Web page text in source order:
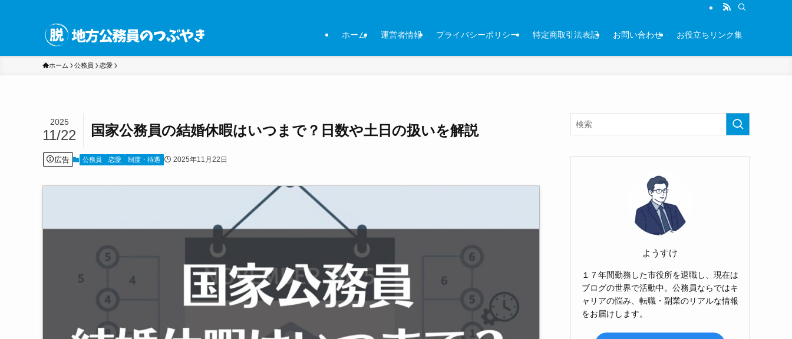
ホーム 運営者情報 プライバシーポリシー 特定商取引法表記 お問い合わせ お役立ちリンク集
ホーム 公務員 恋愛
国家公務員の結婚休暇はいつまで？日数や土日の扱いを解説
2025
11/22
広告 公務員 恋愛 制度・待遇 2025年11月22日
ようすけ
１７年間勤務した市役所を退職し、現在は
ブログの世界で活動中。公務員ならではキ
ャリアの悩み、転職・副業のリアルな情報
をお届けします。